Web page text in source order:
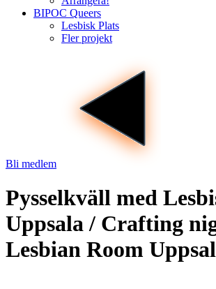
BIPOC Queers
Lesbisk Plats
Fler projekt
Bli medlem
Pysselkväll med
Uppsala / Crafting
Lesbian Room